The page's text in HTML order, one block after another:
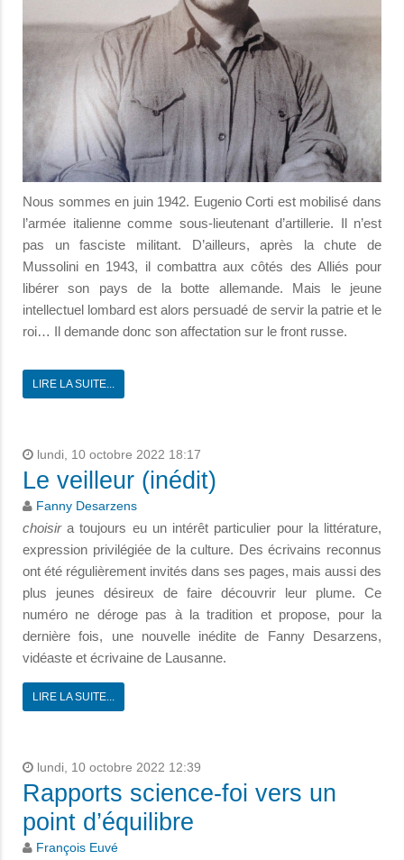
Nous sommes en juin 1942. Eugenio Corti est mobilisé dans
l’armée italienne comme sous-lieutenant d’artillerie. Il n’est
pas un fasciste militant. D’ailleurs, après la chute de
Mussolini en 1943, il combattra aux côtés des Alliés pour
libérer son pays de la botte allemande. Mais le jeune
intellectuel lombard est alors persuadé de servir la patrie et le
roi… Il demande donc son affectation sur le front russe.
LIRE LA SUITE...
lundi, 10 octobre 2022 18:17
Le veilleur (inédit)
Fanny Desarzens
choisira toujours eu un intérêt particulier pour la littérature,
expression privilégiée de la culture. Des écrivains reconnus
ont été régulièrement invités dans ses pages, mais aussi des
plus jeunes désireux de faire découvrir leur plume. Ce
numéro ne déroge pas à la tradition et propose, pour la
dernière fois, une nouvelle inédite de Fanny Desarzens,
vidéaste et écrivaine de Lausanne.
LIRE LA SUITE...
lundi, 10 octobre 2022 12:39
Rapports science-foi vers un
point d’équilibre
François Euvé